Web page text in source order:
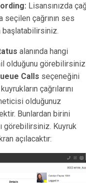
Lisansınızda
seçilen çağrının ses
başlatabilirsiniz.
alanında hangi
olduğunu
Calls seçeneğini
çağrılarını
olduğunuz
Bunlardan birini
görebilirsiniz. Kuyruk
açılacaktır: